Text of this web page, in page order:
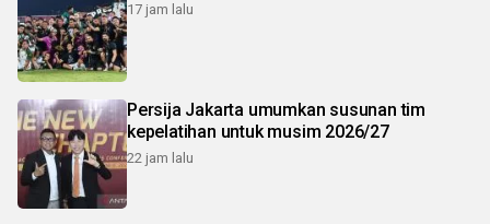
17 jam lalu
Persija Jakarta umumkan susunan tim
kepelatihan untuk musim 2026/27
22 jam lalu